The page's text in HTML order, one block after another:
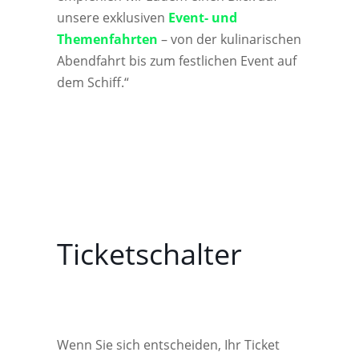
unsere exklusiven Event- und
Themenfahrten – von der kulinarischen
Abendfahrt bis zum festlichen Event auf
dem Schiff.“
Ticketschalter
Wenn Sie sich entscheiden, Ihr Ticket